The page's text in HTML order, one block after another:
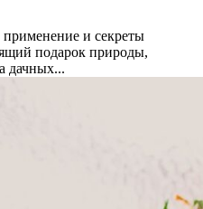
применение и секреты
подарок природы,
дачных...